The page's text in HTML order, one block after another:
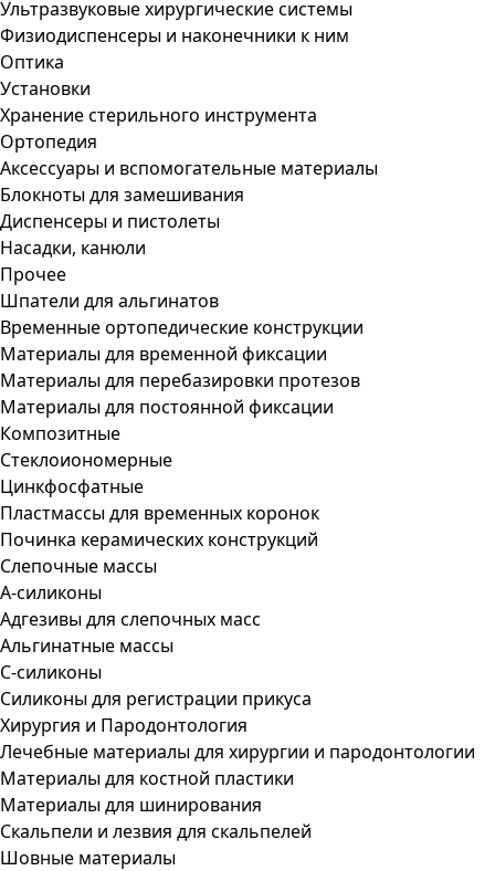
Ультразвуковые хирургические системы
Физиодиспенсеры и наконечники к ним
Оптика
Установки
Хранение стерильного инструмента
Ортопедия
Аксессуары и вспомогательные материалы
Блокноты для замешивания
Диспенсеры и пистолеты
Насадки, канюли
Прочее
Шпатели для альгинатов
Временные ортопедические конструкции
Материалы для временной фиксации
Материалы для перебазировки протезов
Материалы для постоянной фиксации
Композитные
Стеклоиономерные
Цинкфосфатные
Пластмассы для временных коронок
Починка керамических конструкций
Слепочные массы
А-силиконы
Адгезивы для слепочных масс
Альгинатные массы
С-силиконы
Силиконы для регистрации прикуса
Хирургия и Пародонтология
Лечебные материалы для хирургии и пародонтологии
Материалы для костной пластики
Материалы для шинирования
Скальпели и лезвия для скальпелей
Шовные материалы